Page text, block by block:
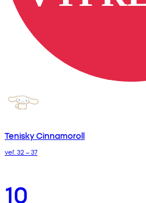
Tenisky Cinnamoroll
veľ. 32 – 37
10